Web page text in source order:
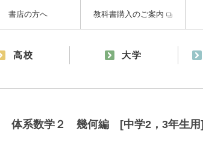
書店の方へ 教科書購入のご案内
高校 大学
体系数学２ 幾何編 [中学2，3年生用]